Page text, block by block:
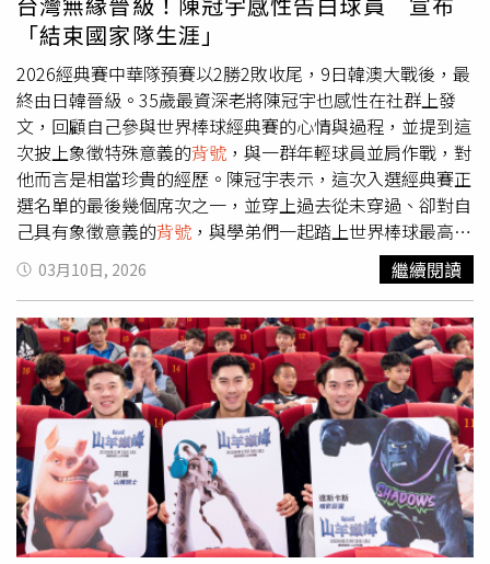
念品的畫面也成為焦點。黃仁勳旋風訪韓，首站就選擇前往
由T1經營的電競主題網咖，與戰隊成員見面交流。（圖／翻
攝X @T1LoL）事實上，Faker過去就曾公開表示希望有機會
與黃仁勳見面吃飯。日前他與隊友Keria、Oner登上LCK官
方節目《Lolly Night》接受問答挑戰，其中一道題目要他們
在「與女團成員漫步漢江」、「和世界頂級職業選手組隊打
《英雄聯盟》」以及「與科技企業領袖共進炸雞晚餐」之間
做出選擇。結果Faker與Keria不約而同選擇第三個選項。
Keria認為，成功人士的經驗值得學習，能從交流中獲得啟
發；至於Faker則給出相當逗趣的理由。他坦言當時肚子正
餓著，笑說：「感覺他們應該會請客吧，應該會吃得特別
香。」一句話讓現場瞬間笑翻，也讓粉絲見識到這位電競天
王幽默的一面。Faker過去就曾公開表示希望有機會與黃仁
勳見面吃飯。（圖／翻攝X @T1LoL）
「結束國家隊生涯」
2026經典賽中華隊預賽以2勝2敗收尾，9日韓澳大戰後，最
終由日韓晉級。35歲最資深老將陳冠宇也感性在社群上發
文，回顧自己參與世界棒球經典賽的心情與過程，並提到這
次披上象徵特殊意義的背號 ，與一群年輕球員並肩作戰，對
他而言是相當珍貴的經歷。陳冠宇表示，這次入選經典賽正
選名單的最後幾個席次之一，並穿上過去從未穿過、卻對自
己具有象徵意義的背號 ，與學弟們一起踏上世界棒球最高等
級的賽事舞台。能與許多未來之星並肩作戰，也是他長久以
來相當期待的事情。陳冠宇最後一次打國家隊。（圖／翻攝
IG／陳冠宇）在集訓與比賽期間，陳冠宇也觀察到多名年輕
球員的不同特質。他提到，柏毓在各種事情上總能侃侃而
談；莊陳則展現沉穩內斂的性格；沙子宸做事條理分明、邏
輯清楚；林維恩雖然表面看似搞笑，但內心始終抱持著不服
輸、想要贏過對手的決心。此外，他也形容徐若熙處事不疾
不徐，彷彿能讓事情看起來變得簡單；鄭浩均在他眼中並非
外界所說的「怪人」，而是一位清楚知道自己需要什麼，並
努力實現目標的球員；張峻瑋則在比賽中時常提醒他不要過
於緊張，對他而言是相當重要的存在。陳冠宇也提到，孫易
磊與自己一樣容易感動落淚，同時也是一位十分有禮貌的學
03月10日, 2026 繼續閱讀